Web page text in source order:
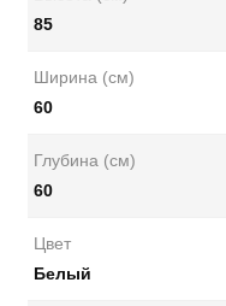
85
Ширина (см)
60
Глубина (см)
60
Цвет
Белый